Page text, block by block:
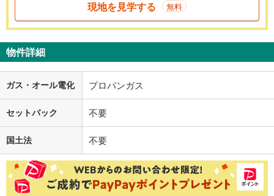
現地を見学する 無料
物件詳細
ガス・オール電化 プロパンガス
セットバック 不要
国土法 不要